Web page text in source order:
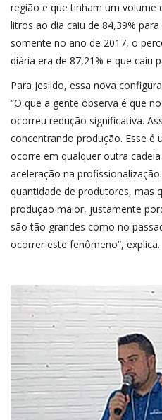
região e que tinham um volume
litros ao dia caiu de 84,39%
somente no ano de 2017, o
diária era de 87,21% e que caiu
Para Jesildo, essa nova
“O que a gente observa é que
ocorreu redução significativa.
concentrando produção. Esse
ocorre em qualquer outra
aceleração na
quantidade de produtores, mas
produção maior, justamente
são tão grandes como no
ocorrer este fenômeno”, explica.